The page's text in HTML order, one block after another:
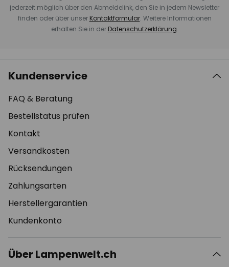
jederzeit möglich über den Abmeldelink, den Sie in jedem Newsletter
finden oder über unser Kontaktformular. Weitere Informationen
erhalten Sie in der Datenschutzerklärung.
Kundenservice
FAQ & Beratung
Bestellstatus prüfen
Kontakt
Versandkosten
Rücksendungen
Zahlungsarten
Herstellergarantien
Kundenkonto
Über Lampenwelt.ch